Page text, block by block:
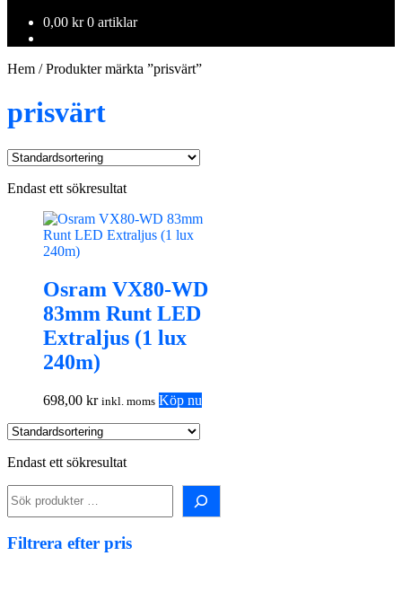
0,00 kr 0 artiklar
Hem /Produkter märkta ”prisvärt”
prisvärt
Endast ett sökresultat
Osram VX80-WD
83mm Runt LED
Extraljus (1 lux
240m)
698,00 kr inkl. moms Köp nu
Endast ett sökresultat
Filtrera efter pris